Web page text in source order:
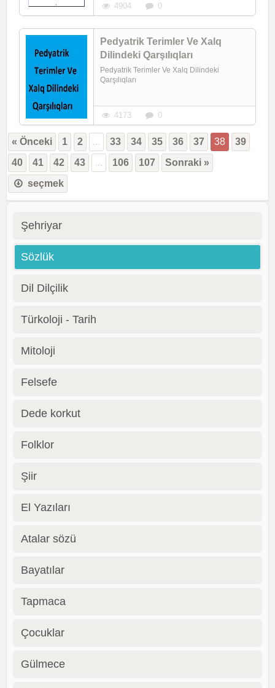
4904 0
Pedyatrik Terimler Ve Xalq
Dilindeki Qarşılıqları
Pedyatrik Terimler Ve Xalq Dilindeki
Qarşılıqları
4173 0
« Önceki 1 2 ... 33 34 35 36 37 38
39
40
41 42 43 ... 106 107
Sonraki »
seçmek
Şehriyar
Sözlük
Dil Dilçilik
Türkoloji - Tarih
Mitoloji
Felsefe
Dede korkut
Folklor
Şiir
El Yazıları
Atalar sözü
Bayatılar
Tapmaca
Çocuklar
Gülmece